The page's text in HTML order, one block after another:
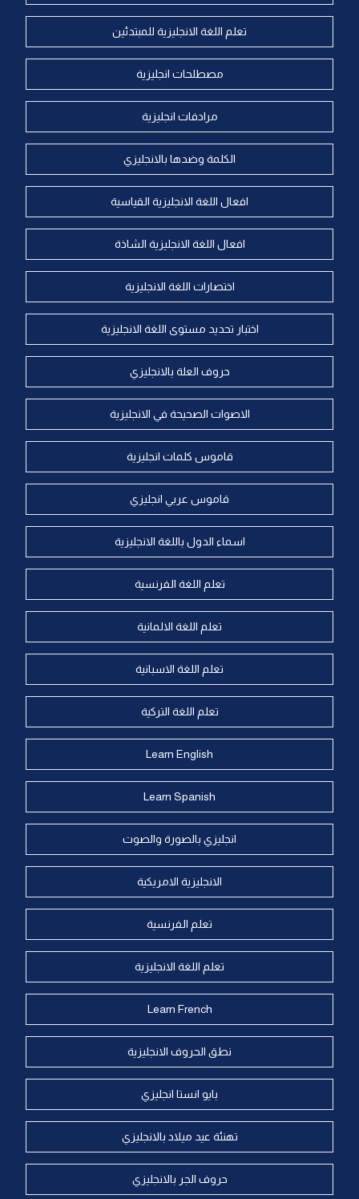
تعلم اللغة الانجليزية للمبتدئين
مصطلحات انجليزية
مرادفات انجليزية
الكلمة وضدها بالانجليزي
افعال اللغة الانجليزية القياسية
افعال اللغة الانجليزية الشاذة
اختصارات اللغة الانجليزية
اختبار تحديد مستوى اللغة الانجليزية
حروف العلة بالانجليزي
الاصوات الصحيحة في الانجليزية
قاموس كلمات انجليزية
قاموس عربي انجليزي
اسماء الدول باللغة الانجليزية
تعلم اللغة الفرنسية
تعلم اللغة الالمانية
تعلم اللغة الاسبانية
تعلم اللغة التركية
Learn English
Learn Spanish
انجليزي بالصورة والصوت
الانجليزية الامريكية
تعلم الفرنسية
تعلم اللغة الانجليزية
Learn French
نطق الحروف الانجليزية
بايو انستا انجليزي
تهنئة عيد ميلاد بالانجليزي
حروف الجر بالانجليزي